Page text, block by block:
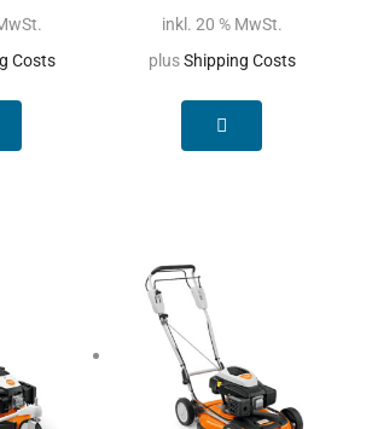
Costs
inkl. 20 % MwSt.
plusShipping Costs